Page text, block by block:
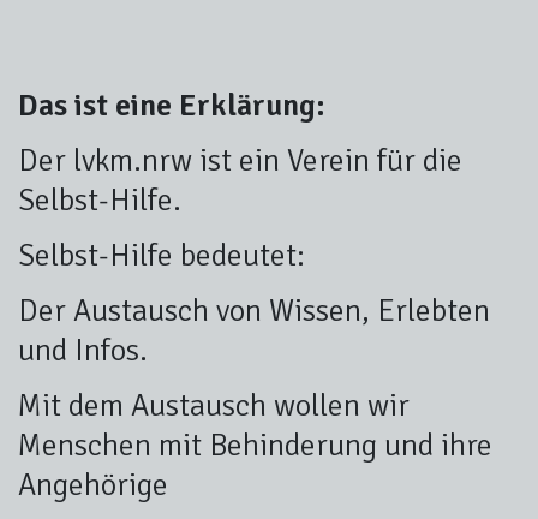
Das ist eine Erklärung:
Der lvkm.nrw ist ein Verein für die
Selbst-Hilfe.
Selbst-Hilfe bedeutet:
Der Austausch von Wissen, Erlebten
und Infos.
Mit dem Austausch wollen wir
Menschen mit Behinderung und ihre
Angehörige